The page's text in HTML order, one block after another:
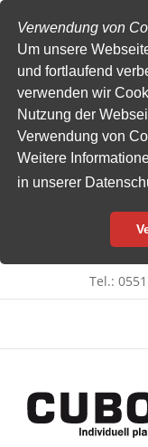
Verwendung von
Um unsere
und fortlaufend
verwenden wir
Nutzung der
Verwendung von
Weitere
in unserer
Inhalt
Tel.: